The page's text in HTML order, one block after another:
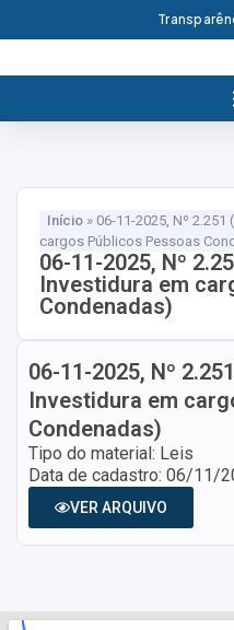
Início » 06-11-2025, Nº
cargos Públicos Pessoas
06-11-2025, Nº
Investidura em
Condenadas)
06-11-2025, Nº
Investidura em
Condenadas)
Tipo do material: Leis
Data de cadastro: 06/11/
VER ARQUIVO